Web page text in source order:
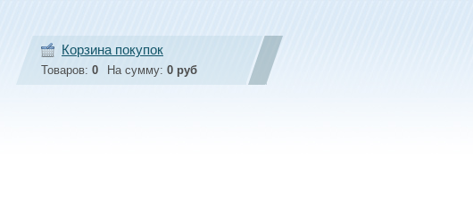
Корзина покупок
Товаров: 0 На сумму: 0 руб